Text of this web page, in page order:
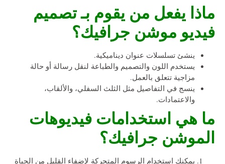
ماذا يفعل من يقوم بـ تصميم
فيديو موشن جرافيك؟
ينشئ تسلسلات عنوان ديناميكية.
يستخدم اللون والتصميم والطباعة لنقل رسالة أو حالة
مزاجية تتعلق بالعمل.
ينسج في التفاصيل مثل الثلث السفلي، والألقاب،
والاعتمادات.
ما هي استخدامات فيديوهات
الموشن جرافيك؟
يمكنك استخدام الرسوم المتحركة لإضفاء القليل من الحياة